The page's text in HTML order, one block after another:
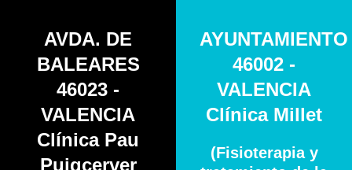
AVDA. DE
BALEARES
46023 -
VALENCIA
Clínica Pau
Puigcerver
AYUNTAMIENTO
46002 -
VALENCIA
Clínica Millet
(Fisioterapia y